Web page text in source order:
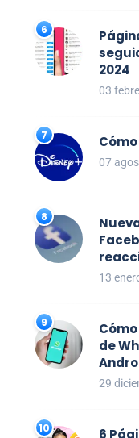
2024
03
07
13
de
29
6